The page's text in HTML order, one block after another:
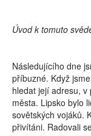
Úvod k tomuto
Následujícího dne
příbuzné. Když
hledat její adresu,
města. Lipsko bylo
sovětských vojáků.
přivítáni. Radovali